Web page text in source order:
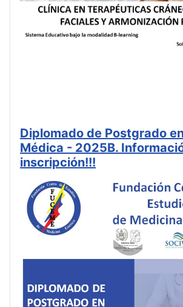
Diplomado de Postgrado
Médica - 2025B.
inscripción!!!